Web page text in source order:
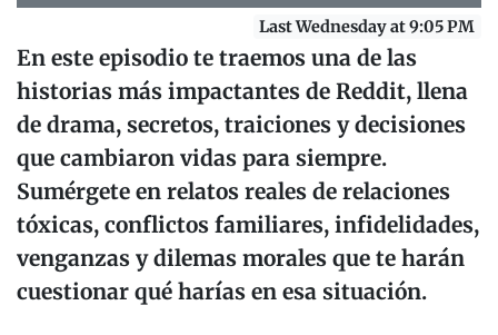
Last Wednesday at 9:05 PM
En este episodio te traemos una de las
historias más impactantes de Reddit, llena
de drama, secretos, traiciones y decisiones
que cambiaron vidas para siempre.
Sumérgete en relatos reales de relaciones
tóxicas, conflictos familiares, infidelidades,
venganzas y dilemas morales que te harán
cuestionar qué harías en esa situación.